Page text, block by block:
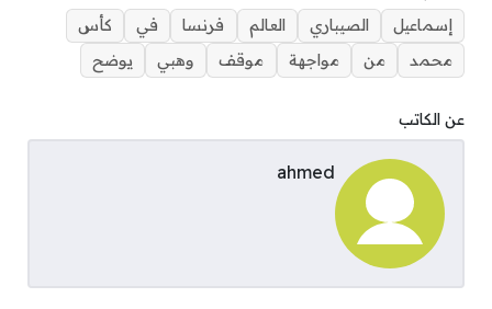
إسماعيل
الصيباري العالم فرنسا في
كأس
محمد
من مواجهة موقف وهبي يوضح
عن الكاتب
ahmed